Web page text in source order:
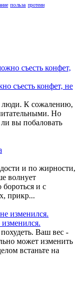
польза протеин
съесть конфет, не
К сожалению,
Но
вы побаловать
и по жирности,
волнует
и с
прикр...
Ваш вес -
может изменить
встаньте на